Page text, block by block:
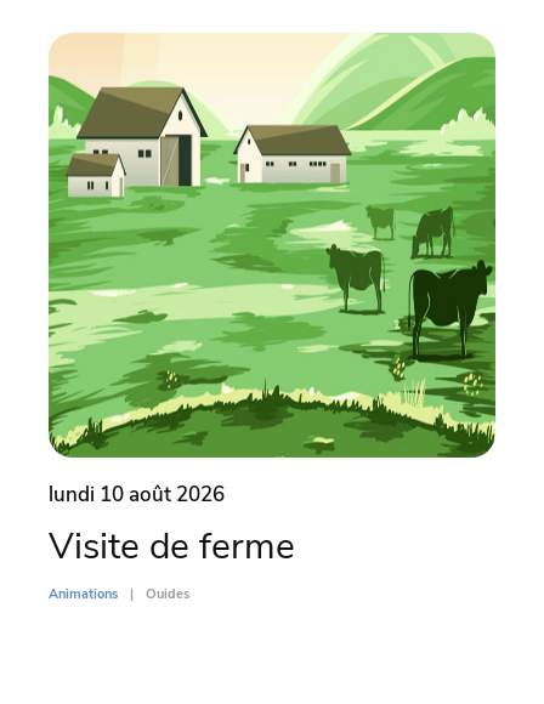
lundi 10 août 2026
Visite de ferme
Animations Ouides